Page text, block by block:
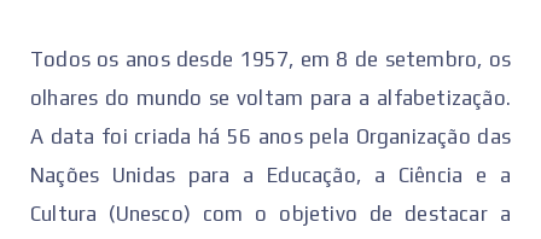
Todos os anos desde 1957, em 8 de setembro, os
olhares do mundo se voltam para a alfabetização.
A data foi criada há 56 anos pela Organização das
Nações Unidas para a Educação, a Ciência e a
Cultura (Unesco) com o objetivo de destacar a